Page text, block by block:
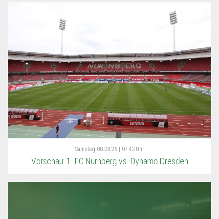
Samstag 08.08.26 | 07:43 Uhr
Vorschau: 1. FC Nürnberg vs. Dynamo Dresden